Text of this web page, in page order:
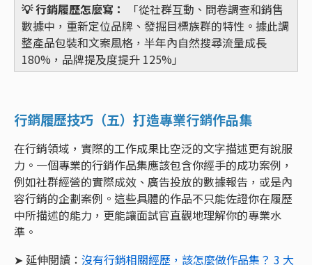
💡 行銷履歷怎麼寫：
「從社群互動、問卷調查和銷售
數據中，重新定位品牌、發掘目標族群的特性。據此調
整產品包裝和文案風格，半年內自然搜尋流量成長
180%，品牌提及度提升 125%」
行銷履歷技巧（五）打造專業行銷作品集
在行銷領域，實際的工作成果比空泛的文字描述更有說服
力。一個專業的行銷作品集應該包含你經手的成功案例，
例如社群經營的實際成效、廣告投放的數據報告，或是內
容行銷的企劃案例。這些具體的作品不只能佐證你在履歷
中所描述的能力，更能讓面試官直觀地理解你的專業水
準。
➤ 延伸閱讀： 沒有行銷相關經歷，該怎麼做作品集？ 3 大